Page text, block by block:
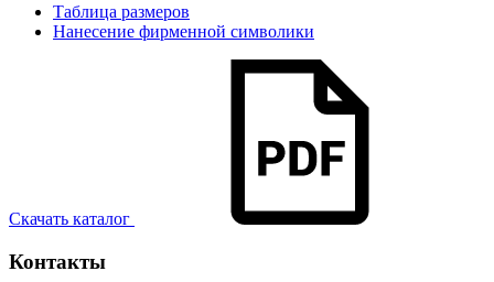
Таблица размеров
Нанесение фирменной символики
Скачать каталог
Контакты